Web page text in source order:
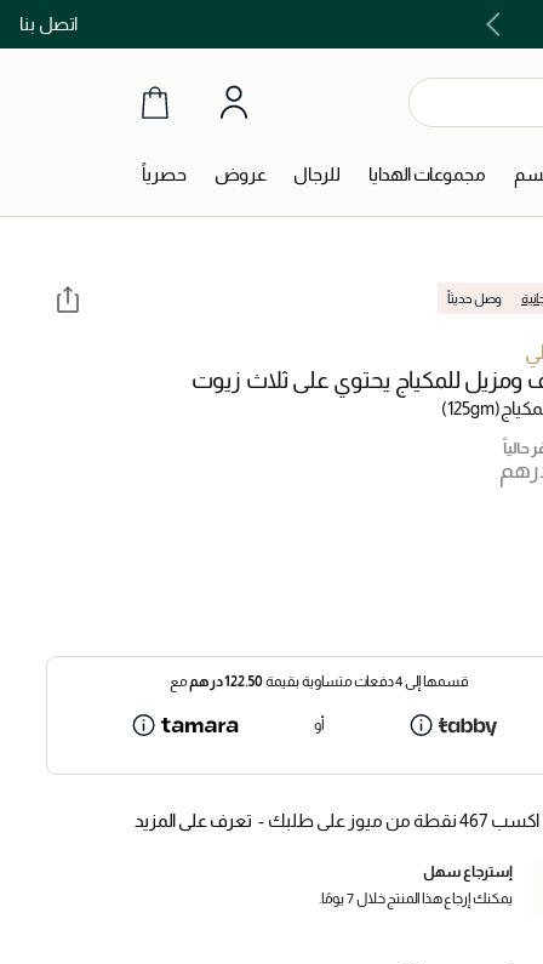
اتصل بنااشتري الآن و ادفع لاحقاً مع تابي و تمارا!
مجموعات الهدايا للرجال عروض حصرياً
وصل حديثاً
للمكياج يحتوي على ثلاث زيوت
(125gm)
حالياً
قسمها إلى 4 دفعات متساوية بقيمة 122.50درهممع
أو
اكسب 467 نقطة من ميوز على طلبك - تعرف على المزيد
إسترجاع سهل
يمكنك إرجاع هذا المنتج خلال 7 يومًا.